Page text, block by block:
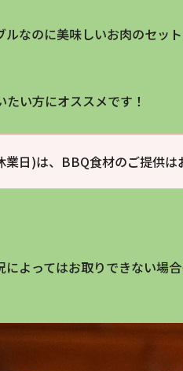
なのに美味しいお肉のセ
い方にオススメです！
日)は、BBQ食材のご提供は
よってはお取りできない場合